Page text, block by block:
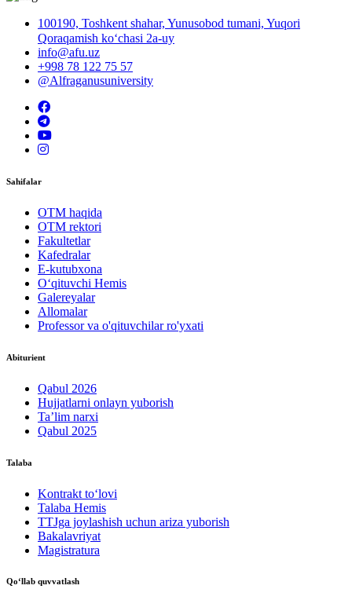
100190, Toshkent shahar, Yunusobod tumani, Yuqori
Qoraqamish ko‘chasi 2a-uy
info@afu.uz
+998 78 122 75 57
@Alfraganusuniversity
Sahifalar
OTM haqida
OTM rektori
Fakultetlar
Kafedralar
E-kutubxona
O‘qituvchi Hemis
Galereyalar
Allomalar
Professor va o'qituvchilar ro'yxati
Abiturient
Qabul 2026
Hujjatlarni onlayn yuborish
Ta’lim narxi
Qabul 2025
Talaba
Kontrakt to‘lovі
Talaba Hemis
TTJga joylashish uchun ariza yuborish
Bakalavriyat
Magistratura
Qo‘llab quvvatlash